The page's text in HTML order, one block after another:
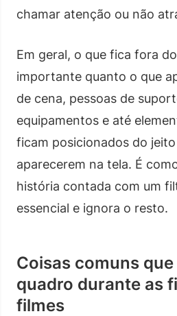
chamar atenção ou não
Em geral, o que fica fora
importante quanto o que
de cena, pessoas de
equipamentos e até
ficam posicionados do
aparecerem na tela. É
história contada com um
essencial e ignora o resto.
Coisas comuns
quadro durante as
filmes